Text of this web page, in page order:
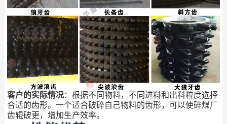
客户的实际情况：根据不同物料，不同进料和出料粒度选择
合适的齿形。一个适合破碎自己物料的齿形，可以使碎煤厂
齿辊破更，增加生产效率。